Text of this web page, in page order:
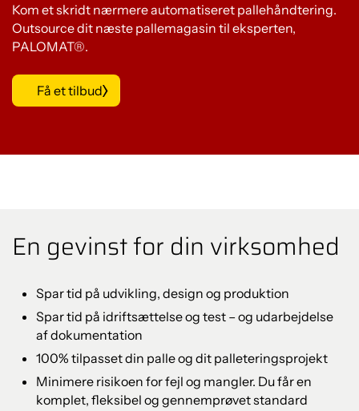
Kom et skridt nærmere automatiseret pallehåndtering.
Outsource dit næste pallemagasin til eksperten,
PALOMAT®.
Få et tilbud
En gevinst for din virksomhed
Spar tid på udvikling, design og produktion
Spar tid på idriftsættelse og test – og udarbejdelse
af dokumentation
100% tilpasset din palle og dit palleteringsprojekt
Minimere risikoen for fejl og mangler. Du får en
komplet, fleksibel og gennemprøvet standard